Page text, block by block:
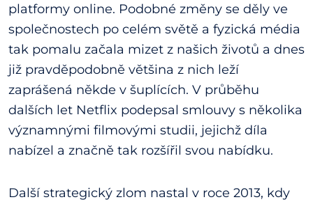
platformy online. Podobné změny se děly ve
společnostech po celém světě a fyzická média
tak pomalu začala mizet z našich životů a dnes
již pravděpodobně většina z nich leží
zaprášená někde v šuplících. V průběhu
dalších let Netflix podepsal smlouvy s několika
významnými filmovými studii, jejichž díla
nabízel a značně tak rozšířil svou nabídku.
Další strategický zlom nastal v roce 2013, kdy